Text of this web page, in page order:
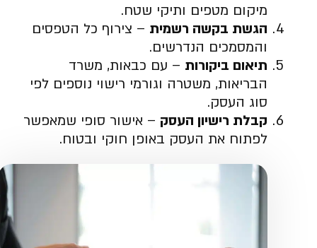
מיקום מטפים ותיקי שטח.
הגשת בקשה רשמית – צירוף כל הטפסים
והמסמכים הנדרשים.
תיאום ביקורות – עם כבאות, משרד
הבריאות, משטרה וגורמי רישוי נוספים לפי
סוג העסק.
קבלת רישיון העסק – אישור סופי שמאפשר
לפתוח את העסק באופן חוקי ובטוח.